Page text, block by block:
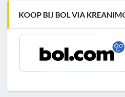
KOOP BIJ BOL VIA